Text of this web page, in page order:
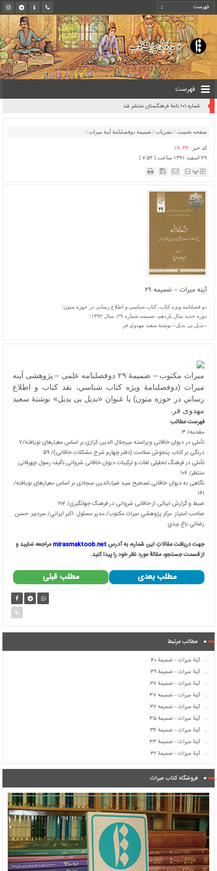
فهرست
شماره ۱۰۱ نامۀ فرهنگستان منتشر شد
صفحه نخست / نشریات / ضمیمۀ دوفصلنامۀ آینۀ میراث /
کد خبر: ۱۹۰۴۳
۲۹ اسفند ۱۳۹۱ ساعت [ ۷:۵۳ ]
پ
آینه میراث – ضمیمه ۲۹
دو فصلنامه ویژه کتاب، کتاب شناسی و اطلاع رسانی در حوزه متون؛
دوره جدید سال یازدهم، ضمیمه شماره ۲۹، سال ۱۳۹۲؛
«بدیل بی بدیل» نوشتۀ سعید مهدوی فر
میراث مکتوب – ضميمۀ ۲۹ دوفصلنامه علمی – پژوهشی آینه
میراث (دوفصلنامۀ ويژه كتاب شناسي، نقد كتاب و اطلاع
رساني در حوزه متون) با عنوان «بدیل بی بدیل» نوشتۀ سعید
مهدوی فر.
فهرست مطالب
مقدمه/ ۳
تأملی در دیوان خاقانی ویراسته میرجلال الدین کزازی بر اساس معیارهای نویافته/۷
درنگی بر کتاب پنجوش سلامت (دفتر چهارم شرح مشکلات خاقانی)/ ۵۹
تأملی در فرهنگ تحلیلی لغات و ترکیبات دیوان خاقانی شروانی تألیف رسول چهرقانی
منتظر/ ۱۰۷
نگاهی به دیوان خاقانی تصحیح سید ضیاءالدین سجادی بر اساس معیارهای نویافته/
۱۶۱
ضبط و گزارش ابیاتی از خاقانی شروانی در فرهنگ جهانگیری/ ۲۰۷
صاحب امتياز: مركز پژوهشي ميراث مكتوب/ مدير مسئول: اكبر ايراني/ سردبير: حسن
رضائي باغ بيدي
.
جهت دریافت مقالاتِ این شماره، به آدرسmirasmaktoob.netمراجعه نمایید و
از قسمت جستجو، مقالۀ مورد نظر خود را پیدا کنید.
.
مطلب قبلی مطلب بعدی
مطالب مرتبط
آینۀ میراث – ضمیمۀ ۴۰
آینۀ میراث – ضمیمۀ ۳۹
آینۀ میراث – ضمیمۀ ۳۸
آینۀ میراث – ضمیمه ۳۷
آینۀ میراث – ضمیمه ۳۶
آینۀ میراث – ضمیمۀ ۳۵
آینۀ میراث – ضمیمۀ ۳۴
آینۀ میراث – ضمیمۀ ۳۳
آینۀ میراث – ضمیمۀ ۳۲
فروشگاه کتاب میراث